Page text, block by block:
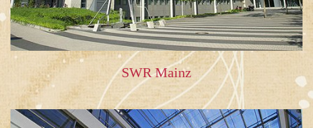
SWR Mainz